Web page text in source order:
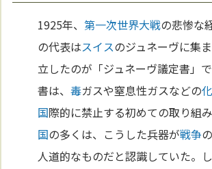
1925年、第一次世界大戦の悲惨な
の代表はスイスのジュネーヴに集
立したのが「ジュネーヴ議定書」
書は、毒ガスや窒息性ガスなどの
国際的に禁止する初めての取り組
国の多くは、こうした兵器が戦争
人道的なものだと認識していた。